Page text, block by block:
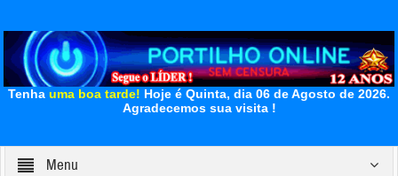
Tenha uma boa tarde! Hoje é Quinta, dia 06 de Agosto de 2026.
Agradecemos sua visita !
Menu